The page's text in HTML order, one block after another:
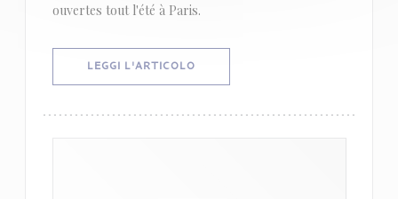
ouvertes tout l'été à Paris.
LEGGI L'ARTICOLO((APRE UNA NUOVA FINESTRA))